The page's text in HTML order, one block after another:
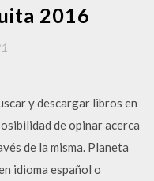
2016
y descargar libros en
de opinar acerca
de la misma. Planeta
idioma español o